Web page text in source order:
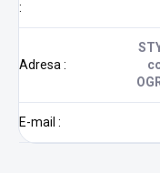
:
Adresa :
E-mail :